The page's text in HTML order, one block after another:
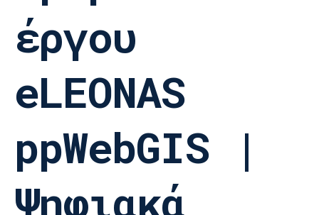
έργου
eLEONAS
ppWebGIS |
Ψηφιακά